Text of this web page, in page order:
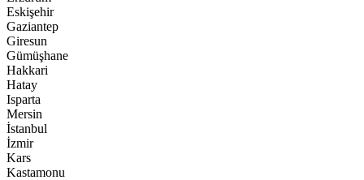
Eskişehir
Gaziantep
Giresun
Gümüşhane
Hakkari
Hatay
Isparta
Mersin
İstanbul
İzmir
Kars
Kastamonu